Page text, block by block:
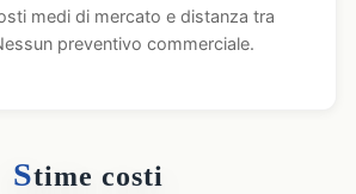
medi di mercato e distanza tra
preventivo commerciale.
Stime costi